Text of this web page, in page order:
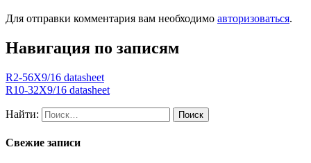
Для отправки комментария вам необходимо авторизоваться.
Навигация по записям
R2-56X9/16 datasheet
R10-32X9/16 datasheet
Найти:
Свежие записи